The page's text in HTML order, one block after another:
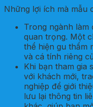
Những lợi ích mà mẫu
Trong ngành làm
quan trọng. Một
thể hiện gu thẩm
và cá tính riêng
Khi bạn tham gia
với khách mới,
nghiệp để giới
lưu lại thông tin